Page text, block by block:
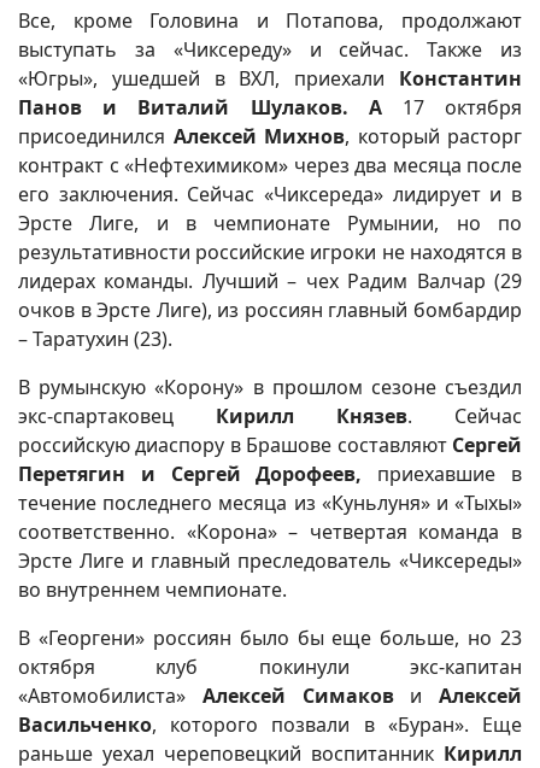
Все, кроме Головина и Потапова, продолжают
выступать за «Чиксереду» и сейчас. Также из
«Югры», ушедшей в ВХЛ, приехали Константин
Панов и Виталий Шулаков. А 17 октября
присоединился Алексей Михнов, который расторг
контракт с «Нефтехимиком» через два месяца после
его заключения. Сейчас «Чиксереда» лидирует и в
Эрсте Лиге, и в чемпионате Румынии, но по
результативности российские игроки не находятся в
лидерах команды. Лучший – чех Радим Валчар (29
очков в Эрсте Лиге), из россиян главный бомбардир
– Таратухин (23).
В румынскую «Корону» в прошлом сезоне съездил
экс-спартаковец Кирилл Князев. Сейчас
российскую диаспору в Брашове составляют Сергей
Перетягин и Сергей Дорофеев, приехавшие в
течение последнего месяца из «Куньлуня» и «Тыхы»
соответственно. «Корона» – четвертая команда в
Эрсте Лиге и главный преследователь «Чиксереды»
во внутреннем чемпионате.
В «Георгени» россиян было бы еще больше, но 23
октября клуб покинули экс-капитан
«Автомобилиста» Алексей Симакови Алексей
Васильченко, которого позвали в «Буран». Еще
раньше уехал череповецкий воспитанник Кирилл